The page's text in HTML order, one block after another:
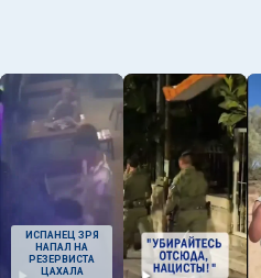
ИСПАНЕЦ ЗРЯ
НАПАЛ НА
РЕЗЕРВИСТА
ЦАХАЛА